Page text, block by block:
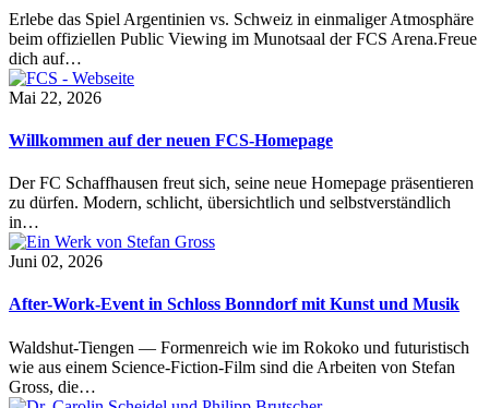
Erlebe das Spiel Argentinien vs. Schweiz in einmaliger Atmosphäre
beim offiziellen Public Viewing im Munotsaal der FCS Arena.Freue
dich auf…
Mai 22, 2026
Willkommen auf der neuen FCS-Homepage
Der FC Schaffhausen freut sich, seine neue Homepage präsentieren
zu dürfen. Modern, schlicht, übersichtlich und selbstverständlich
in…
Juni 02, 2026
After-Work-Event in Schloss Bonndorf mit Kunst und Musik
Waldshut-Tiengen — Formenreich wie im Rokoko und futuristisch
wie aus einem Science-Fiction-Film sind die Arbeiten von Stefan
Gross, die…